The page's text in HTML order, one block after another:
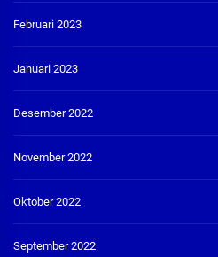
Februari 2023
Januari 2023
Desember 2022
November 2022
Oktober 2022
September 2022